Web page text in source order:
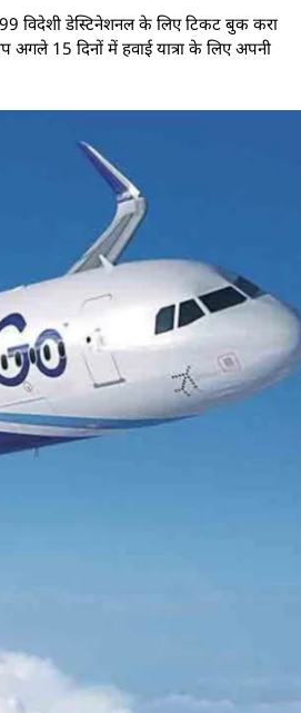
विदेशी डेस्टिनेशनल के लिए टिकट बुक करा
15 दिनों में हवाई यात्रा के लिए अपनी